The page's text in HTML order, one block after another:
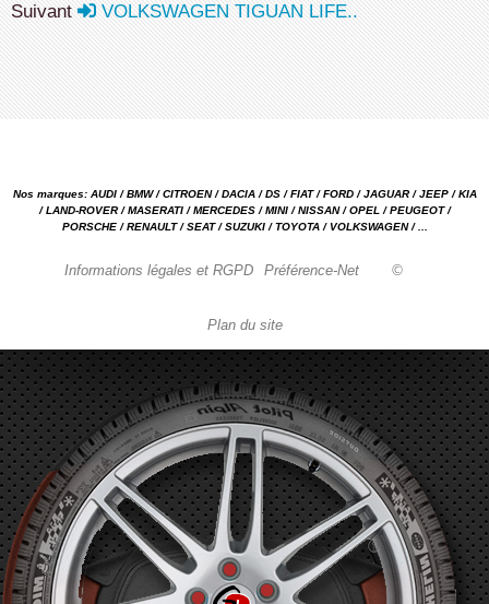
Suivant
VOLKSWAGEN TIGUAN LIFE..
Nos marques: AUDI / BMW / CITROEN / DACIA / DS / FIAT / FORD / JAGUAR / JEEP / KIA
/ LAND-ROVER / MASERATI / MERCEDES / MINI / NISSAN / OPEL / PEUGEOT /
PORSCHE / RENAULT / SEAT / SUZUKI / TOYOTA / VOLKSWAGEN / ...
Informations légales et RGPD Préférence-Net ©
Plan du site
Garage automobile Reparation, entretien, carrosserie, concessionnaire Loire 42